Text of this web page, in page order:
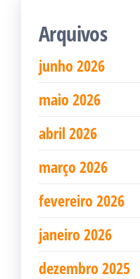
Arquivos
junho 2026
maio 2026
abril 2026
março 2026
fevereiro 2026
janeiro 2026
dezembro 2025